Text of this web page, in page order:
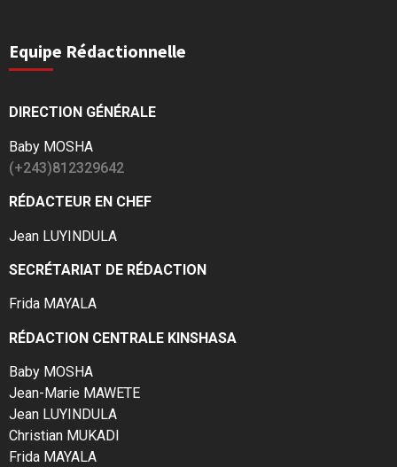
Equipe Rédactionnelle
DIRECTION GÉNÉRALE
Baby MOSHA
(+243)812329642
RÉDACTEUR EN CHEF
Jean LUYINDULA
SECRÉTARIAT DE RÉDACTION
Frida MAYALA
RÉDACTION CENTRALE KINSHASA
Baby MOSHA
Jean-Marie MAWETE
Jean LUYINDULA
Christian MUKADI
Frida MAYALA